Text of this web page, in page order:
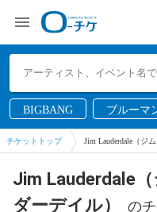
BIGBANG ブルーマ
チケットトップ Jim Lauderdale（ジ
Jim Lauderdale
ダーデイル）
の